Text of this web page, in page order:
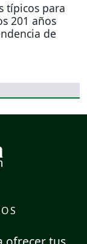
típicos para
201 años
de